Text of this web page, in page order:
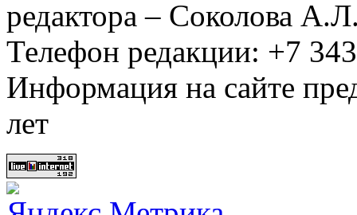
редактора – Соколова
Телефон редакции: +7
Информация на сайте
лет